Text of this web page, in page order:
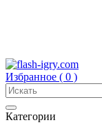
Избранное ( 0 )
Категории